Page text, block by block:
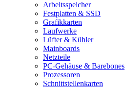
Arbeitsspeicher
Festplatten & SSD
Grafikkarten
Laufwerke
Lüfter & Kühler
Mainboards
Netzteile
PC-Gehäuse & Barebones
Prozessoren
Schnittstellenkarten